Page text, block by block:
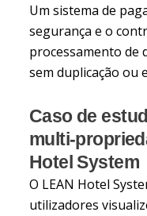
Um sistema de
segurança e o
processamento de
sem duplicação ou
Caso de
multi-
Hotel System
O LEAN Hotel
utilizadores